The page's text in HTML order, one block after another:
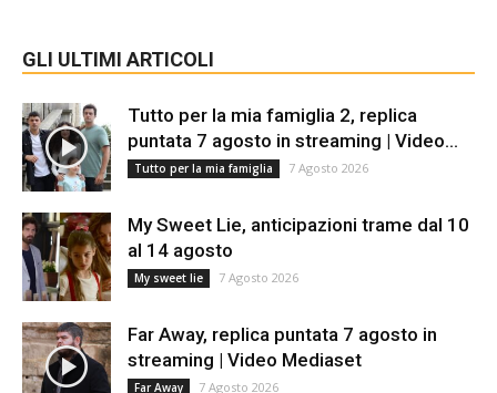
GLI ULTIMI ARTICOLI
Tutto per la mia famiglia 2, replica
puntata 7 agosto in streaming | Video...
Tutto per la mia famiglia 7 Agosto 2026
My Sweet Lie, anticipazioni trame dal 10
al 14 agosto
My sweet lie 7 Agosto 2026
Far Away, replica puntata 7 agosto in
streaming | Video Mediaset
Far Away 7 Agosto 2026